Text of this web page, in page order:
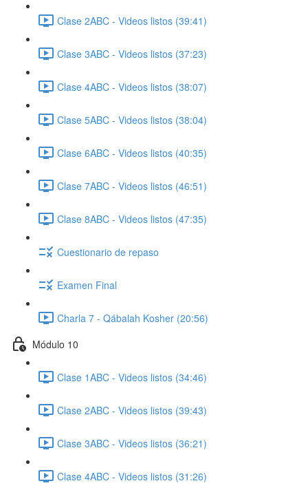
Clase 2ABC - Videos listos (39:41)
Clase 3ABC - Videos listos (37:23)
Clase 4ABC - Videos listos (38:07)
Clase 5ABC - Videos listos (38:04)
Clase 6ABC - Videos listos (40:35)
Clase 7ABC - Videos listos (46:51)
Clase 8ABC - Videos listos (47:35)
Cuestionario de repaso
Examen Final
Charla 7 - Qábalah Kosher (20:56)
Módulo 10
Clase 1ABC - Videos listos (34:46)
Clase 2ABC - Videos listos (39:43)
Clase 3ABC - Videos listos (36:21)
Clase 4ABC - Videos listos (31:26)